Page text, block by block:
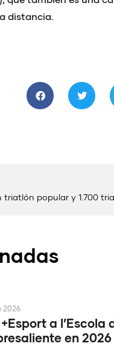
distancia.
triatlón popular y 1.700
a l’Escola
en 2026
2026